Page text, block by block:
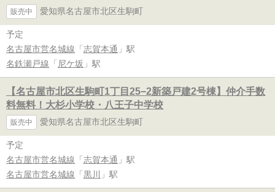
販売中 愛知県名古屋市北区生駒町
予定
名古屋市営名城線 「 志賀本通 」駅
名鉄瀬戸線 「 尼ケ坂 」駅
【名古屋市北区生駒町1丁目25−2新築戸建2号棟】仲介手数
料無料！大杉小学校・八王子中学校
販売中 愛知県名古屋市北区生駒町
予定
名古屋市営名城線 「 志賀本通 」駅
名古屋市営名城線 「 黒川 」駅